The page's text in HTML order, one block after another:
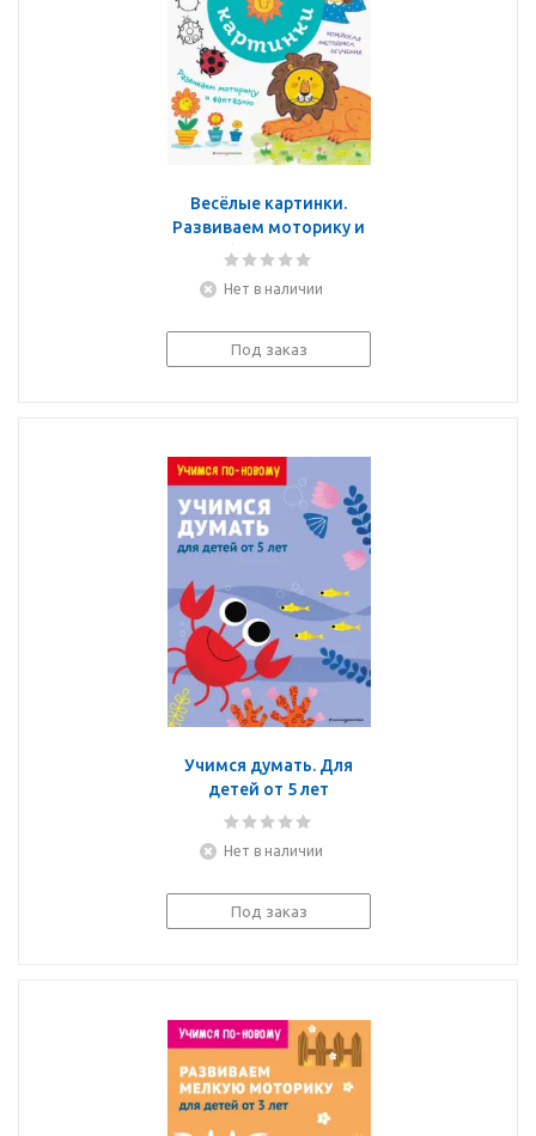
Весёлые картинки.
Развиваем моторику и
фантазию
Нет в наличии
Под заказ
Учимся думать. Для
детей от 5 лет
Нет в наличии
Под заказ